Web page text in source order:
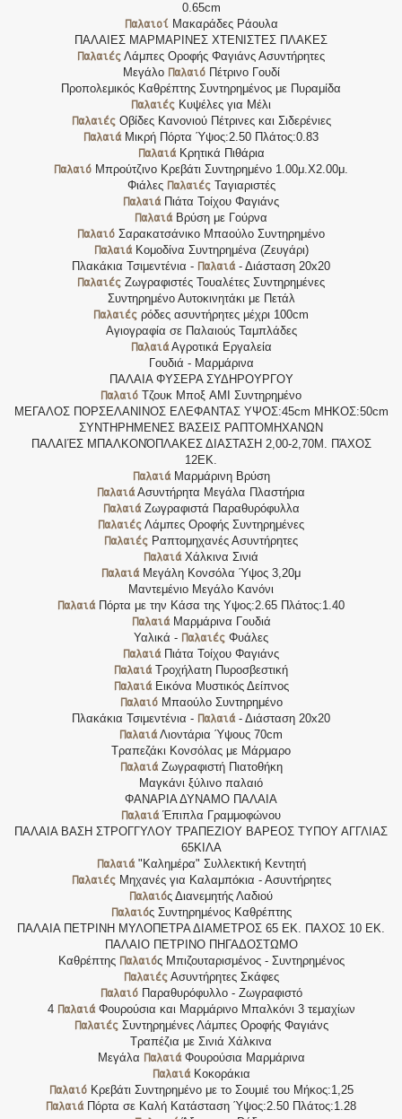
0.65cm
ΠαλαιοίΜακαράδες Ράουλα
ΠΑΛΑΙΕΣ ΜΑΡΜΑΡΙΝΕΣ ΧΤΕΝΙΣΤΕΣ ΠΛΑΚΕΣ
Παλαιές Λάμπες Οροφής Φαγιάνς Ασυντήρητες
Μεγάλο ΠαλαιόΠέτρινο Γουδί
Προπολεμικός Καθρέπτης Συντηρημένος με Πυραμίδα
Παλαιές Κυψέλες για Μέλι
ΠαλαιέςΟβίδες Κανονιού Πέτρινες και Σιδερένιες
Παλαιά Μικρή Πόρτα Ύψος:2.50 Πλάτος:0.83
ΠαλαιάΚρητικά Πιθάρια
Παλαιό Μπρούτζινο Κρεβάτι Συντηρημένο 1.00μ.Χ2.00μ.
Φιάλες ΠαλαιέςΤαγιαριστές
Παλαιά Πιάτα Τοίχου Φαγιάνς
Παλαιά Βρύση με Γούρνα
Παλαιό Σαρακατσάνικο Μπαούλο Συντηρημένο
ΠαλαιάΚομοδίνα Συντηρημένα (Ζευγάρι)
Πλακάκια Τσιμεντένια - Παλαιά - Διάσταση 20x20
Παλαιές Ζωγραφιστές Τουαλέτες Συντηρημένες
Συντηρημένο Αυτοκινητάκι με Πετάλ
Παλαιές ρόδες ασυντήρητες μέχρι 100cm
Αγιογραφία σε Παλαιούς Ταμπλάδες
ΠαλαιάΑγροτικά Εργαλεία
Γουδιά - Μαρμάρινα
ΠΑΛΑΙΑ ΦΥΣΕΡΑ ΣΥΔΗΡΟΥΡΓΟΥ
Παλαιό Τζουκ Μποξ AMI Συντηρημένο
ΜΕΓΑΛΟΣ ΠΟΡΣΕΛΑΝΙΝΟΣ ΕΛΕΦΑΝΤΑΣ ΥΨΟΣ:45cm ΜΗΚΟΣ:50cm
ΣΥΝΤΗΡΗΜΕΝΕΣ ΒΆΣΕΙΣ ΡΑΠΤΟΜΗΧΑΝΩΝ
ΠΑΛΑΙΈΣ ΜΠΑΛΚΟΝΌΠΛΑΚΕΣ ΔΙΑΣΤΑΣΗ 2,00-2,70Μ. ΠΆΧΟΣ
12ΕΚ.
ΠαλαιάΜαρμάρινη Βρύση
Παλαιά Ασυντήρητα Μεγάλα Πλαστήρια
ΠαλαιάΖωγραφιστά Παραθυρόφυλλα
Παλαιές Λάμπες Οροφής Συντηρημένες
Παλαιές Ραπτομηχανές Ασυντήρητες
Παλαιά Χάλκινα Σινιά
Παλαιά Μεγάλη Κονσόλα Ύψος 3,20μ
Μαντεμένιο Μεγάλο Κανόνι
Παλαιά Πόρτα με την Κάσα της Υψος:2.65 Πλάτος:1.40
ΠαλαιάΜαρμάρινα Γουδιά
Υαλικά - Παλαιές Φυάλες
Παλαιά Πιάτα Τοίχου Φαγιάνς
Παλαιά Τροχήλατη Πυροσβεστική
ΠαλαιάΕικόνα Μυστικός Δείπνος
ΠαλαιόΜπαούλο Συντηρημένο
Πλακάκια Τσιμεντένια - Παλαιά - Διάσταση 20x20
Παλαιά Λιοντάρια Ύψους 70cm
Τραπεζάκι Κονσόλας με Μάρμαρο
ΠαλαιάΖωγραφιστή Πιατοθήκη
Μαγκάνι ξύλινο παλαιό
ΦΑΝΑΡΙΑ ΔΥΝΑΜΟ ΠΑΛΑΙΑ
Παλαιά Έπιπλα Γραμμοφώνου
ΠΑΛΑΙΑ ΒΑΣΗ ΣΤΡΟΓΓΥΛΟΥ ΤΡΑΠΕΖΙΟΥ ΒΑΡΕΟΣ ΤΥΠΟΥ ΑΓΓΛΙΑΣ
65ΚΙΛΑ
Παλαιά"Καλημέρα" Συλλεκτική Κεντητή
ΠαλαιέςΜηχανές για Καλαμπόκια - Ασυντήρητες
Παλαιός Διανεμητής Λαδιού
Παλαιός Συντηρημένος Καθρέπτης
ΠΑΛΑΙΑ ΠΕΤΡΙΝΗ ΜΥΛΟΠΕΤΡΑ ΔΙΑΜΕΤΡΟΣ 65 ΕΚ. ΠΑΧΟΣ 10 ΕΚ.
ΠΑΛΑΙΟ ΠΕΤΡΙΝΟ ΠΗΓΑΔΟΣΤΩΜΟ
Καθρέπτης Παλαιός Μπιζουταρισμένος - Συντηρημένος
ΠαλαιέςΑσυντήρητες Σκάφες
ΠαλαιόΠαραθυρόφυλλο - Ζωγραφιστό
4 ΠαλαιάΦουρούσια και Μαρμάρινο Μπαλκόνι 3 τεμαχίων
ΠαλαιέςΣυντηρημένες Λάμπες Οροφής Φαγιάνς
Τραπέζια με Σινιά Χάλκινα
Μεγάλα ΠαλαιάΦουρούσια Μαρμάρινα
ΠαλαιάΚοκοράκια
ΠαλαιόΚρεβάτι Συντηρημένο με το Σουμιέ του Μήκος:1,25
Παλαιά Πόρτα σε Καλή Κατάσταση Ύψος:2.50 Πλάτος:1.28